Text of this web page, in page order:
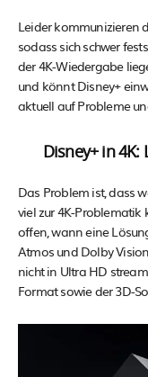
Leider kommunizieren
sodass sich schwer
der 4K-Wiedergabe
und könnt Disney+
aktuell auf Probleme
Disney+ in
Das Problem ist, dass
viel zur 4K-
offen, wann eine
Atmos und Dolby
nicht in Ultra HD
Format sowie der 3D-